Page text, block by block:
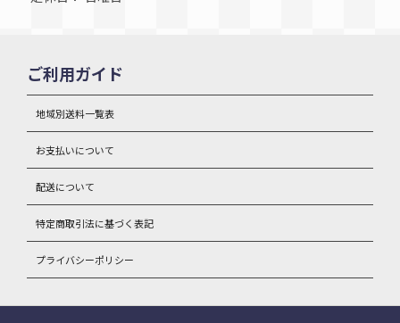
ご利用ガイド
地域別送料一覧表
お支払いについて
配送について
特定商取引法に基づく表記
プライバシーポリシー